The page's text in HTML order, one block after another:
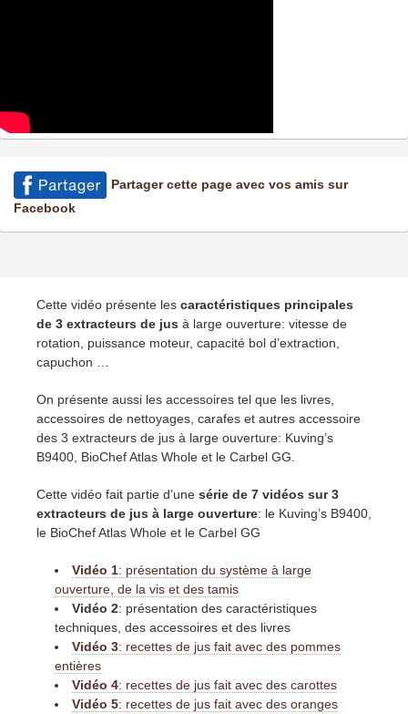
Partager cette page avec vos amis sur
Facebook
Cette vidéo présente les caractéristiques principales
de 3 extracteurs de jus à large ouverture: vitesse de
rotation, puissance moteur, capacité bol d’extraction,
capuchon …
On présente aussi les accessoires tel que les livres,
accessoires de nettoyages, carafes et autres accessoire
des 3 extracteurs de jus à large ouverture: Kuving’s
B9400, BioChef Atlas Whole et le Carbel GG.
Cette vidéo fait partie d’une série de 7 vidéos sur 3
extracteurs de jus à large ouverture: le Kuving’s B9400,
le BioChef Atlas Whole et le Carbel GG
Vidéo 1: présentation du système à large
ouverture, de la vis et des tamis
Vidéo 2: présentation des caractéristiques
techniques, des accessoires et des livres
Vidéo 3: recettes de jus fait avec des pommes
entières
Vidéo 4: recettes de jus fait avec des carottes
Vidéo 5: recettes de jus fait avec des oranges